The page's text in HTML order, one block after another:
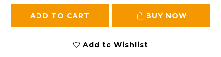
ADD TO CART BUY NOW
Add to Wishlist